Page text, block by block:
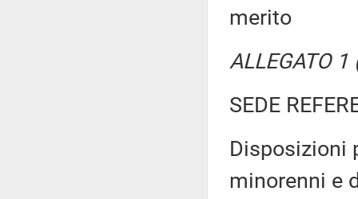
merito
ALLEGATO
SEDE
Disposizioni
minorenni e